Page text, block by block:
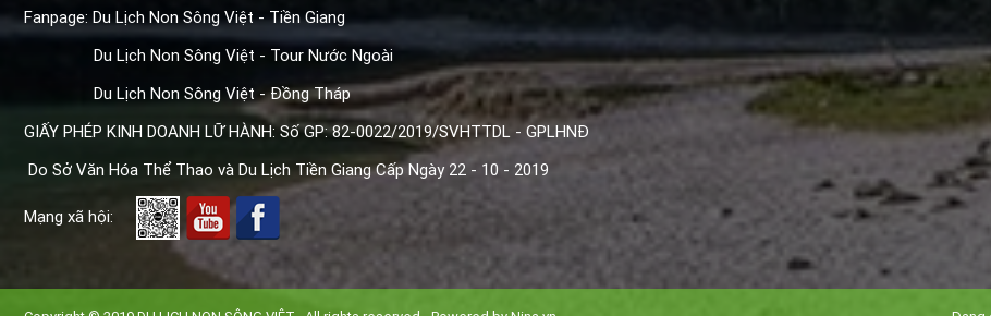
Fanpage: Du Lịch Non Sông Việt - Tiền Giang
Du Lịch Non Sông Việt - Tour Nước Ngoài
Du Lịch Non Sông Việt - Đồng Tháp
GIẤY PHÉP KINH DOANH LỮ HÀNH: Số GP: 82-0022/2019/SVHTTDL - GPLHNĐ
Do Sở Văn Hóa Thể Thao và Du Lịch Tiền Giang Cấp Ngày 22 - 10 - 2019
Mạng xã hội: